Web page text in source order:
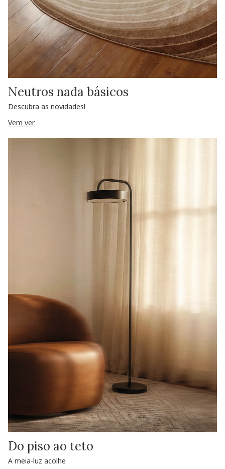
Neutros nada básicos
Descubra as novidades!
Vem ver
Do piso ao teto
A meia-luz acolhe